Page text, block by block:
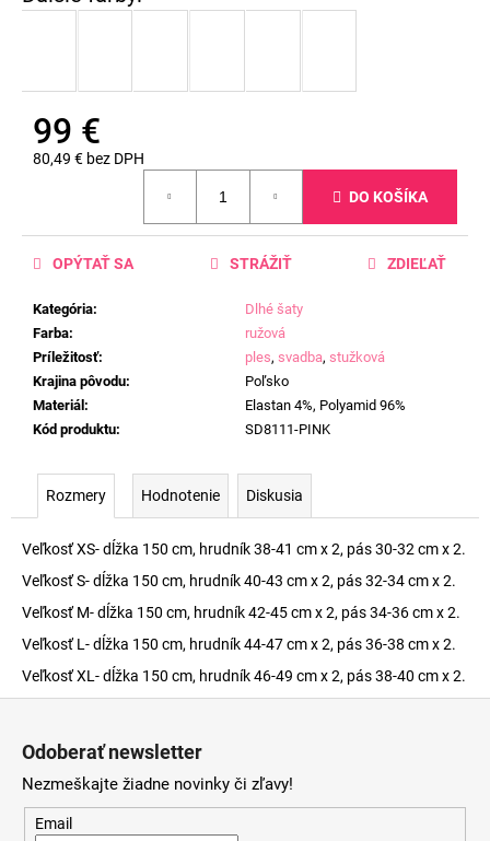
99 €
80,49 € bez DPH
DO KOŠÍKA
Kategória:
Dlhé šaty
Farba:
ružová
Príležitosť: ples, svadba, stužková
Krajina pôvodu:
Poľsko
Materiál :
Elastan 4%, Polyamid 96%
Kód produktu: SD8111-PINK
OPÝTAŤ SA STRÁŽIŤ ZDIEĽAŤ
Rozmery Hodnotenie Diskusia
Veľkosť XS- dĺžka 150 cm, hrudník 38-41 cm x 2, pás 30-32 cm x 2.
Veľkosť S- dĺžka 150 cm, hrudník 40-43 cm x 2, pás 32-34 cm x 2.
Veľkosť M- dĺžka 150 cm, hrudník 42-45 cm x 2, pás 34-36 cm x 2.
Veľkosť L- dĺžka 150 cm, hrudník 44-47 cm x 2, pás 36-38 cm x 2.
Veľkosť XL- dĺžka 150 cm, hrudník 46-49 cm x 2, pás 38-40 cm x 2.
Odoberať newsletter
Nezmeškajte žiadne novinky či zľavy!
Email